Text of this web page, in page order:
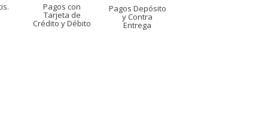
Pagos con
Tarjeta de
Crédito y Débito
Pagos Depósito
y Contra
Entrega